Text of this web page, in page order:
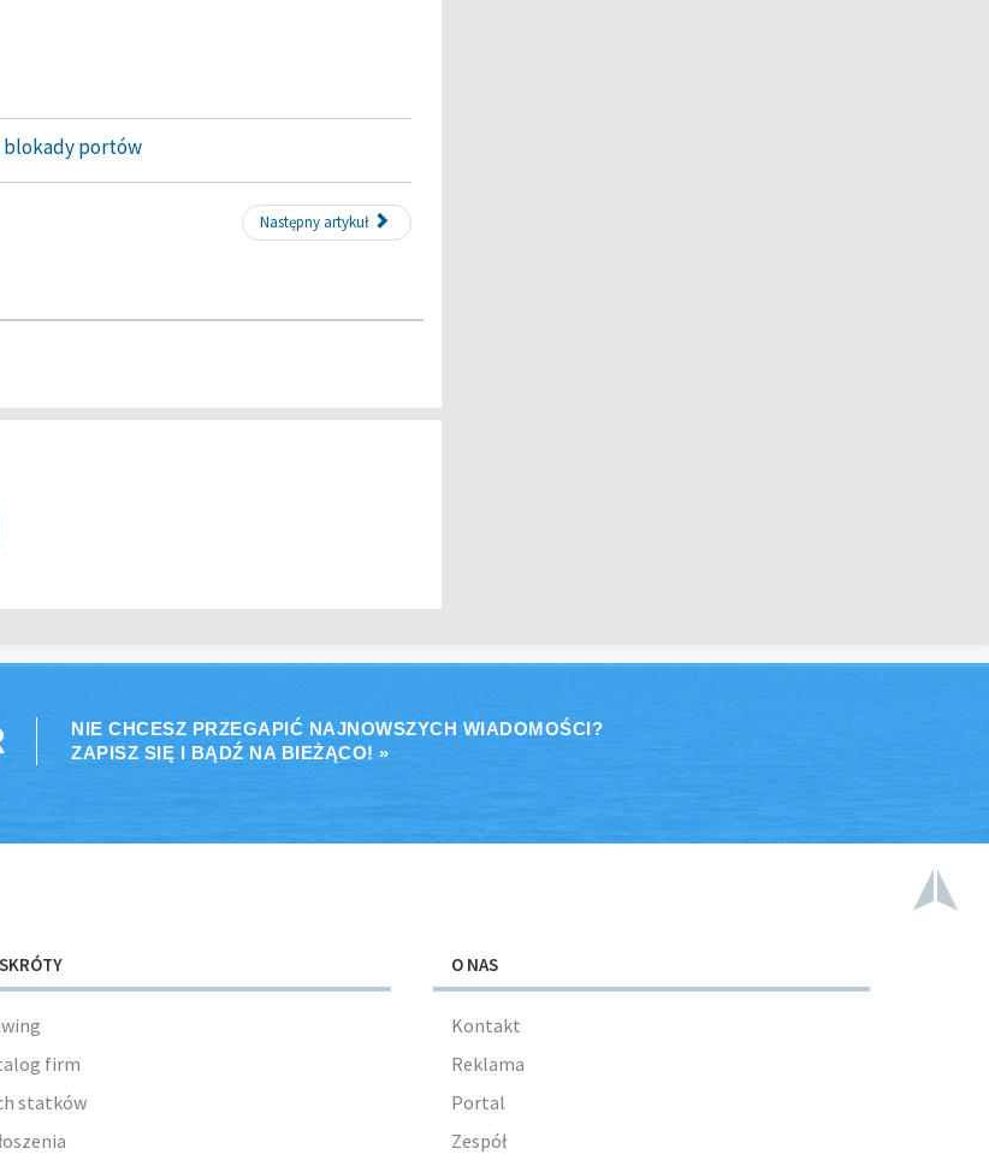
blokady portów
Następny artykuł
NIE CHCESZ PRZEGAPIĆ NAJNOWSZYCH WIADOMOŚCI?
ZAPISZ SIĘ I BĄDŹ NA BIEŻĄCO! »
firm
statków
O NAS
Kontakt
Reklama
Portal
Zespół